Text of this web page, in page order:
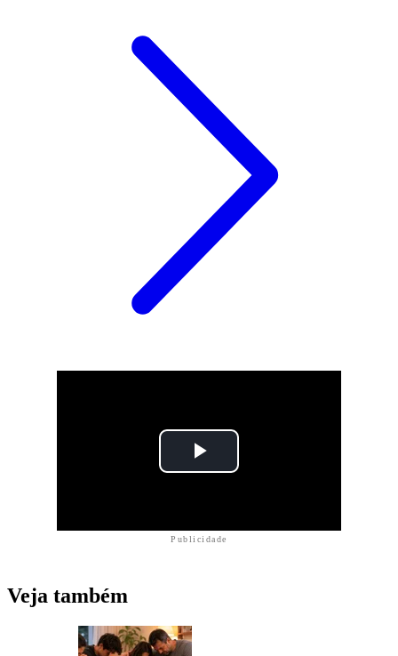
Publicidade
Veja também